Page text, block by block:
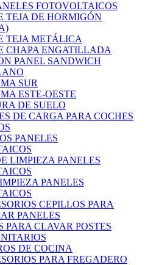
FOTOVOLTAICOS
TEJA DE HORMIGÓN
TEJA METÁLICA
CHAPA ENGATILLADA
PANEL SANDWICH
SUR
ESTE-OESTE
DE SUELO
DE CARGA PARA COCHES
PANELES
LIMPIEZA PANELES
PANELES
CEPILLOS PARA
PANELES
PARA CLAVAR POSTES
DE COCINA
PARA FREGADERO